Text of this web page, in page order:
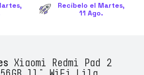
Recíbelo el Martes,
11 Ago.
Xiaomi Redmi Pad 2